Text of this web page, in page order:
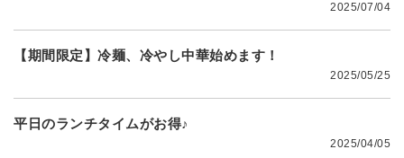
2025/07/04
【期間限定】冷麺、冷やし中華始めます！
2025/05/25
平日のランチタイムがお得♪
2025/04/05